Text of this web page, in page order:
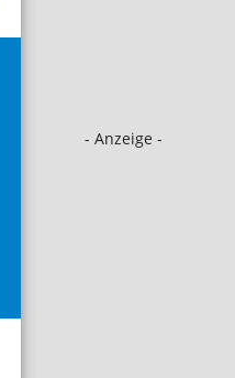
- Anzeige -